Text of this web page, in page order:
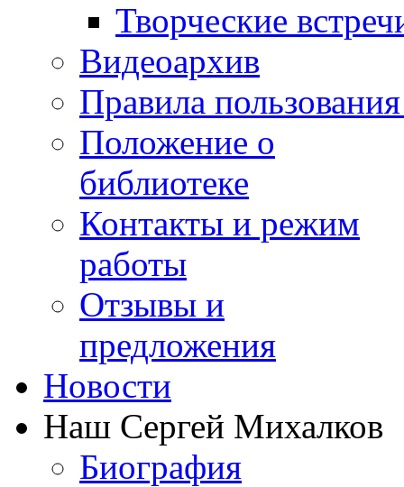
Творческие
Видеоархив
Правила
Положение о
библиотеке
Контакты и режим
работы
Отзывы и
предложения
Новости
Наш Сергей Михалков
Биография